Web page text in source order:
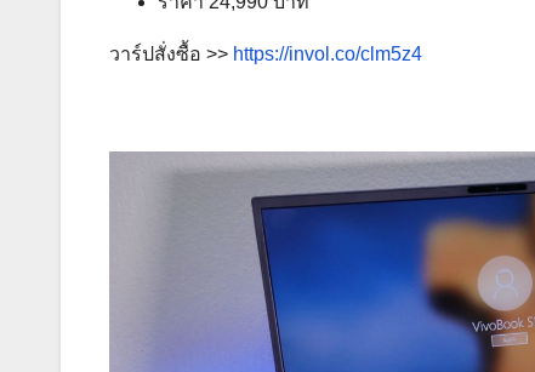
วาร์ปสั่งซื้อ >> https://invol.co/clm5z4